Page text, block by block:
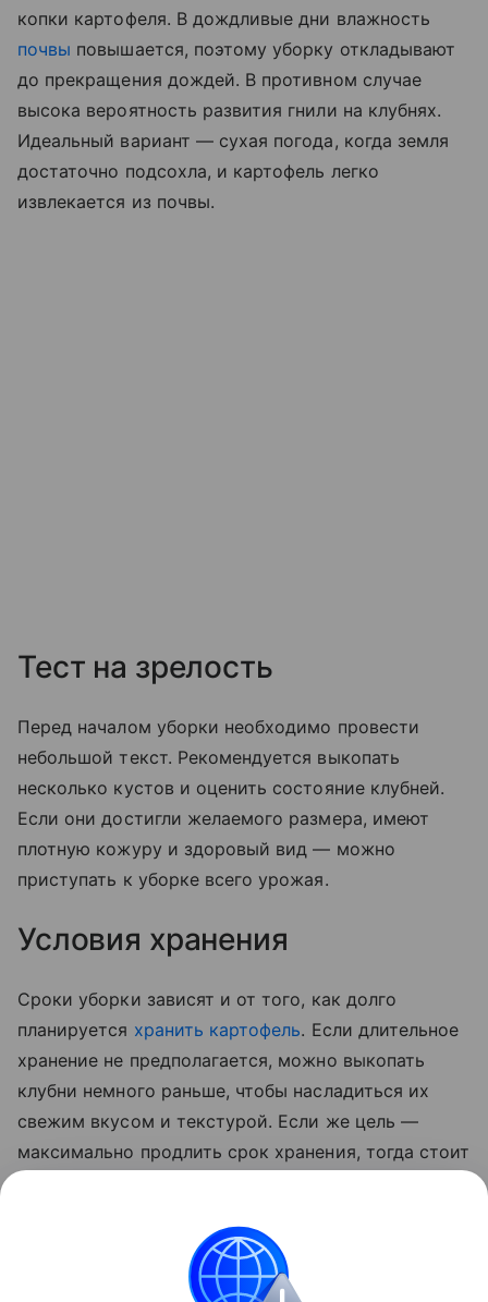
копки картофеля. В дождливые дни влажность
почвы повышается, поэтому уборку откладывают
до прекращения дождей. В противном случае
высока вероятность развития гнили на клубнях.
Идеальный вариант — сухая погода, когда земля
достаточно подсохла, и картофель легко
извлекается из почвы.
Тест на зрелость
Перед началом уборки необходимо провести
небольшой текст. Рекомендуется выкопать
несколько кустов и оценить состояние клубней.
Если они достигли желаемого размера, имеют
плотную кожуру и здоровый вид — можно
приступать к уборке всего урожая.
Условия хранения
Сроки уборки зависят и от того, как долго
планируется хранить картофель. Если длительное
хранение не предполагается, можно выкопать
клубни немного раньше, чтобы насладиться их
свежим вкусом и текстурой. Если же цель —
максимально продлить срок хранения, тогда стоит
сохраняя свои питательные свойства в течение